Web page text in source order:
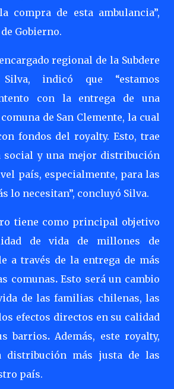
compra de esta ambulancia”,
Gobierno.
regional de la Subdere
indicó que “estamos
con la entrega de una
de San Clemente, la cual
fondos del royalty. Esto, trae
social y una mejor distribución
país, especialmente, para las
lo necesitan”, concluyó Silva.
tiene como principal objetivo
de vida de millones de
a través de la entrega de más
comunas.Esto será un cambio
de las familias chilenas, las
efectos directos en su calidad
barrios.Además, este royalty,
más justa de las
país.